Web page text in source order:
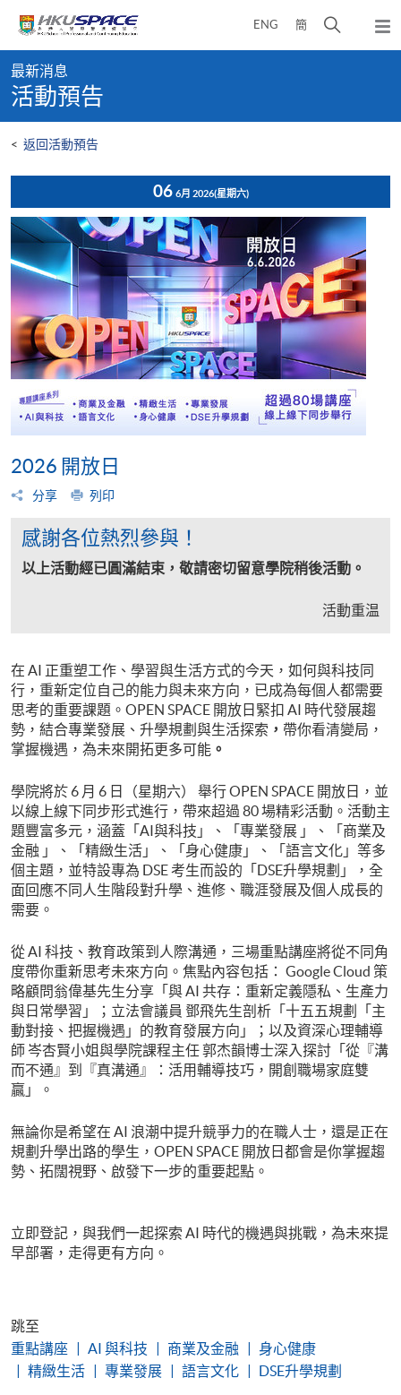
content
ENG 簡
開
彈
出
content
start
最新消息
活動預告
< 返回活動預告
06 6月 2026(星期六)
2026 開放日
分享 列印
感謝各位熱烈參與！
以上活動經已圓滿結束，敬請密切留意學院稍後活動。
活動重温
在 AI 正重塑工作、學習與生活方式的今天，如何與科技同
行，重新定位自己的能力與未來方向，已成為每個人都需要
思考的重要課題。OPEN SPACE 開放日緊扣 AI 時代發展趨
勢，結合專業發展、升學規劃與生活探索 ， 帶你看清變局，
掌握機遇，為未來開拓更多可能 。
學院將於 6 月 6 日（星期六） 舉行 OPEN SPACE 開放日，並
以線上線下同步形式進行，帶來超過 80 場精彩活動。活動主
題豐富多元，涵蓋「AI與科技」、「專業發展 」、「商業及
金融 」、「精緻生活」、「身心健康」、「語言文化」等多
個主題，並特設專為 DSE 考生而設的「DSE升學規劃」，全
面回應不同人生階段對升學、進修、職涯發展及個人成長的
需要。
從 AI 科技、教育政策到人際溝通，三場重點講座將從不同角
度帶你重新思考未來方向。焦點內容包括： Google Cloud 策
略顧問翁偉基先生分享「與 AI 共存：重新定義隱私、生產力
與日常學習」；立法會議員 鄧飛先生剖析「十五五規劃「主
動對接、把握機遇」的教育發展方向」；以及資深心理輔導
師 岑杏賢小姐與學院課程主任 郭杰韻博士深入探討「從『溝
而不通』到『真溝通』：活用輔導技巧，開創職場家庭雙
贏」。
無論你是希望在 AI 浪潮中提升競爭力的在職人士，還是正在
規劃升學出路的學生，OPEN SPACE 開放日都會是你掌握趨
勢、拓闊視野、啟發下一步的重要起點。
立即登記，與我們一起探索 AI 時代的機遇與挑戰，為未來提
早部署，走得更有方向。
跳至
重點講座
AI 與科技 商業及金融
身心健康
精緻生活
專業發展 語言文化 DSE升學規劃